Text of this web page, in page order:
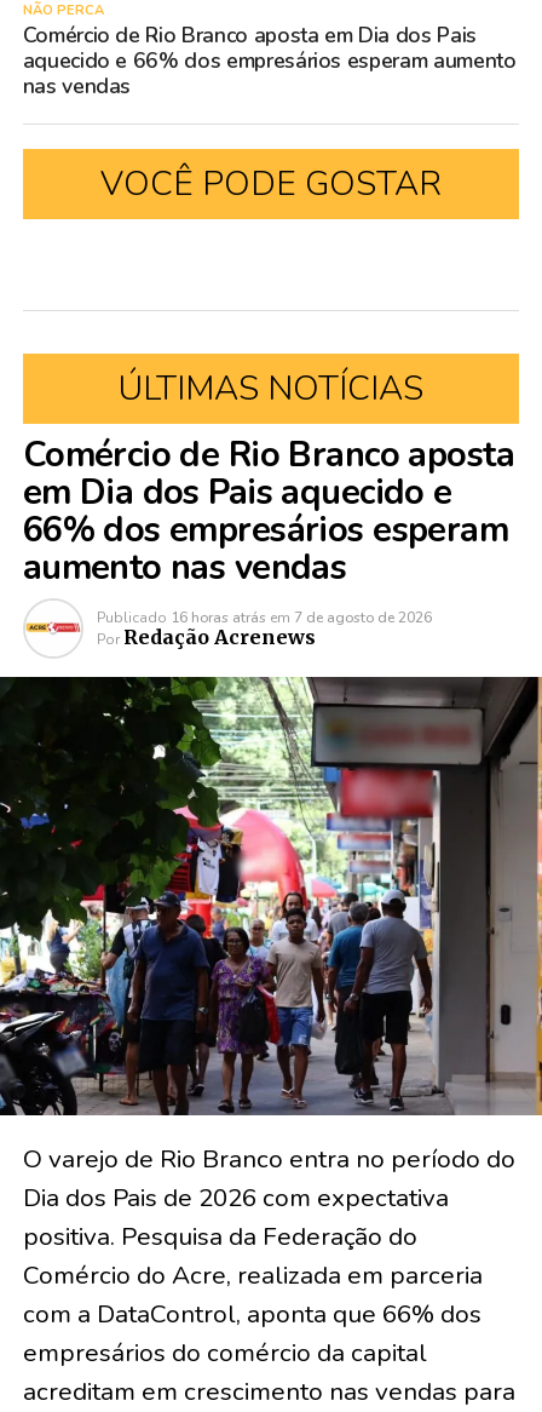
NÃO PERCA
Comércio de Rio Branco aposta em Dia dos Pais
aquecido e 66% dos empresários esperam aumento
nas vendas
VOCÊ PODE GOSTAR
ÚLTIMAS NOTÍCIAS
Comércio de Rio Branco aposta
em Dia dos Pais aquecido e
66% dos empresários esperam
aumento nas vendas
Publicado 16 horas atrás em 7 de agosto de 2026
Por Redação Acrenews
O varejo de Rio Branco entra no período do
Dia dos Pais de 2026 com expectativa
positiva. Pesquisa da Federação do
Comércio do Acre, realizada em parceria
com a DataControl, aponta que 66% dos
empresários do comércio da capital
acreditam em crescimento nas vendas para